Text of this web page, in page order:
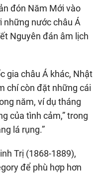
đón Năm Mới vào
những nước châu Á
Nguyên đán âm lịch
gia châu Á khác, Nhật
chí còn đặt những cái
năm, ví dụ tháng
của tình cảm,” trong
lá rụng.”
Trị (1868-1889),
để phù hợp hơn